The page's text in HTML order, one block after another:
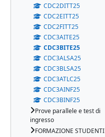
CDC2DITT25
CDC2EITT25
CDC2FITT25
CDC3AITE25
CDC3BITE25
CDC3ALSA25
CDC3BLSA25
CDC3ATLC25
CDC3AINF25
CDC3BINF25
Prove parallele e test di
ingresso
FORMAZIONE STUDENTI